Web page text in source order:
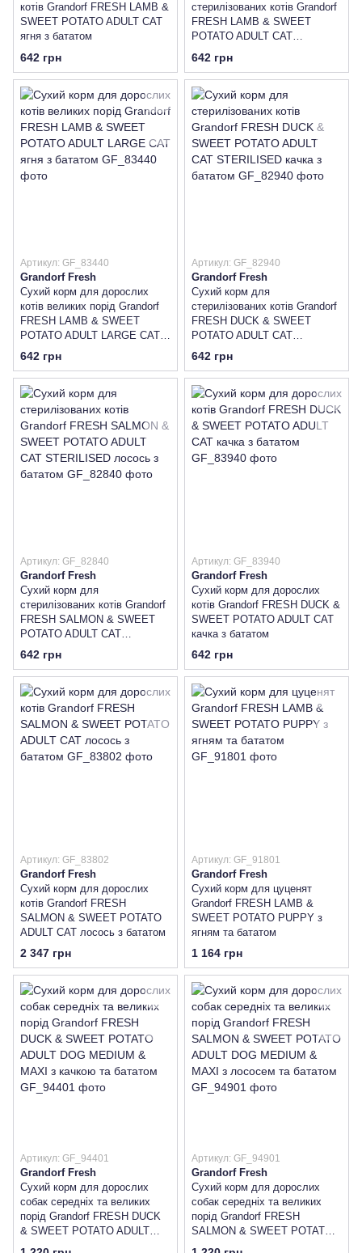
котів Grandorf FRESH LAMB &
SWEET POTATO ADULT CAT
ягня з бататом
642 грн
стерилізованих котів Grandorf
FRESH LAMB & SWEET
POTATO ADULT CAT
STERILISED ягня з бататом
642 грн
Артикул: GF_83440
Grandorf Fresh
Сухий корм для дорослих
котів великих порід Grandorf
FRESH LAMB & SWEET
POTATO ADULT LARGE CAT
ягня з бататом
642 грн
Артикул: GF_82940
Grandorf Fresh
Сухий корм для
стерилізованих котів Grandorf
FRESH DUCK & SWEET
POTATO ADULT CAT
STERILISED качка з бататом
642 грн
Артикул: GF_82840
Grandorf Fresh
Сухий корм для
стерилізованих котів Grandorf
FRESH SALMON & SWEET
POTATO ADULT CAT
STERILISED лосось з
бататом
642 грн
Артикул: GF_83940
Grandorf Fresh
Сухий корм для дорослих
котів Grandorf FRESH DUCK &
SWEET POTATO ADULT CAT
качка з бататом
642 грн
Артикул: GF_83802
Grandorf Fresh
Сухий корм для дорослих
котів Grandorf FRESH
SALMON & SWEET POTATO
ADULT CAT лосось з бататом
2 347 грн
Артикул: GF_91801
Grandorf Fresh
Сухий корм для цуценят
Grandorf FRESH LAMB &
SWEET POTATO PUPPY з
ягням та бататом
1 164 грн
Артикул: GF_94401
Grandorf Fresh
Сухий корм для дорослих
собак середніх та великих
порід Grandorf FRESH DUCK
& SWEET POTATO ADULT
DOG MEDIUM & MAXI з
Артикул: GF_94901
Grandorf Fresh
Сухий корм для дорослих
собак середніх та великих
порід Grandorf FRESH
SALMON & SWEET POTATO
ADULT DOG MEDIUM & MAXI